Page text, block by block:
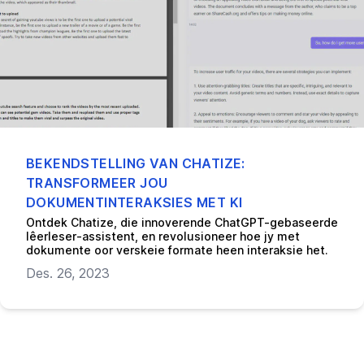
BEKENDSTELLING VAN CHATIZE:
TRANSFORMEER JOU
DOKUMENTINTERAKSIES MET KI
Ontdek Chatize, die innoverende ChatGPT-gebaseerde
lêerleser-assistent, en revolusioneer hoe jy met
dokumente oor verskeie formate heen interaksie het.
Des. 26, 2023